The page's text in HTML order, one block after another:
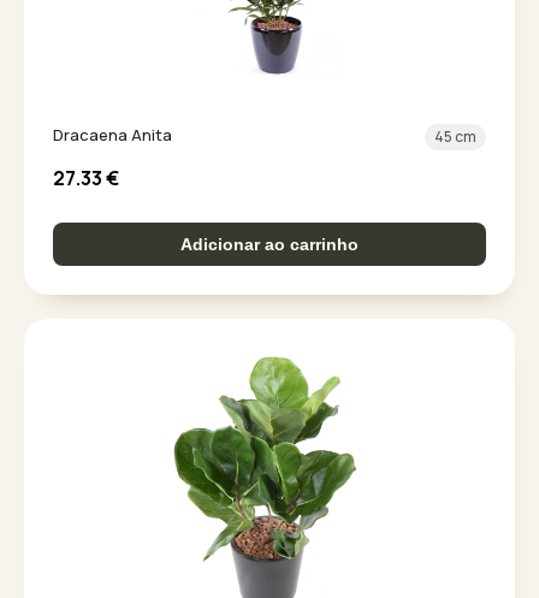
Dracaena Anita 45 cm
27.33€
Adicionar ao carrinho